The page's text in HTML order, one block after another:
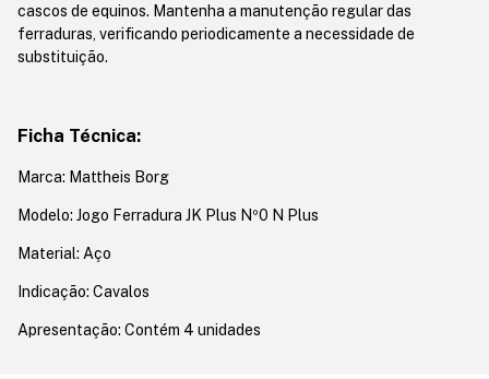
cascos de equinos. Mantenha a manutenção regular das
ferraduras, verificando periodicamente a necessidade de
substituição.
Ficha Técnica:
Marca: Mattheis Borg
Modelo: Jogo Ferradura JK Plus Nº0 N Plus
Material: Aço
Indicação: Cavalos
Apresentação: Contém 4 unidades